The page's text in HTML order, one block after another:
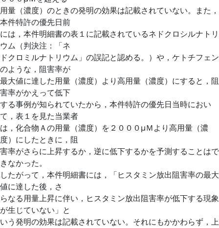
用量（濃度）のときの発明の効果は記載されていない。また，
本件特許の優先日前
には，本件明細書の表１に記載されているネドクロシルナトリ
ウム（判決注：「ネ
ドクロミルナトリウム」の誤記と認める。）や，ケトチフェン
のような，阻害率が
最大値に達した用量（濃度）より高用量（濃度）にすると，阻
害率がかえって低下
する事例が知られていたから，本件特許の優先日当時におい
て，表１を見た当業者
は，化合物Ａの用量（濃度）を２０００μＭより高用量（濃
度）にしたときに，阻
害率がさらに上昇するか，逆に低下するかを予測することはで
きなかった。
したがって，本件明細書には，「ヒスタミン放出阻害率の最大
値に達した後，さ
らなる用量上昇に伴い，ヒスタミン放出阻害率が低下する現象
が生じていない」と
いう発明の効果は記載されていない。それにもかかわらず，上